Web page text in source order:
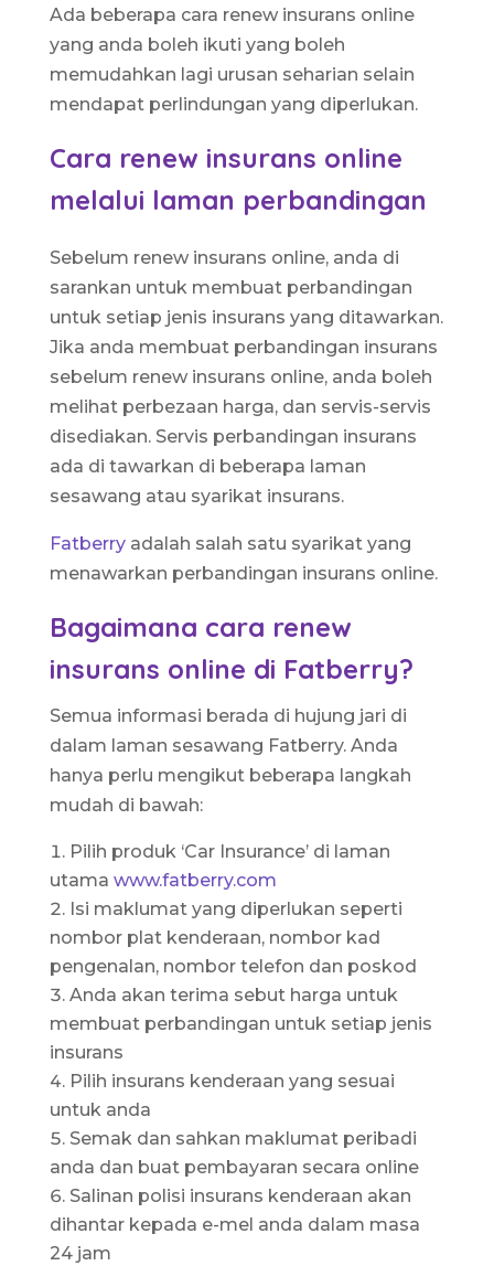
Ada beberapa cara renew insurans online
yang anda boleh ikuti yang boleh
memudahkan lagi urusan seharian selain
mendapat perlindungan yang diperlukan.
Cara renew insurans online
melalui laman perbandingan
Sebelum renew insurans online, anda di
sarankan untuk membuat perbandingan
untuk setiap jenis insurans yang ditawarkan.
Jika anda membuat perbandingan insurans
sebelum renew insurans online, anda boleh
melihat perbezaan harga, dan servis-servis
disediakan. Servis perbandingan insurans
ada di tawarkan di beberapa laman
sesawang atau syarikat insurans.
Fatberryadalah salah satu syarikat yang
menawarkan perbandingan insurans online.
Bagaimana cara renew
insurans online di Fatberry?
Semua informasi berada di hujung jari di
dalam laman sesawang Fatberry. Anda
hanya perlu mengikut beberapa langkah
mudah di bawah:
Pilih produk ‘Car Insurance’ di laman
utama www.fatberry.com
Isi maklumat yang diperlukan seperti
nombor plat kenderaan, nombor kad
pengenalan, nombor telefon dan poskod
Anda akan terima sebut harga untuk
membuat perbandingan untuk setiap jenis
insurans
Pilih insurans kenderaan yang sesuai
untuk anda
Semak dan sahkan maklumat peribadi
anda dan buat pembayaran secara online
Salinan polisi insurans kenderaan akan
dihantar kepada e-mel anda dalam masa
24 jam